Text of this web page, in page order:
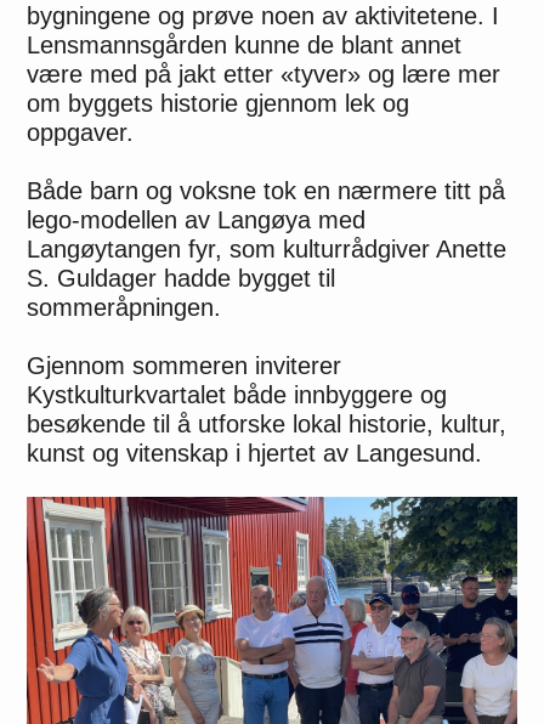
bygningene og prøve noen av aktivitetene. I
Lensmannsgården kunne de blant annet
være med på jakt etter «tyver» og lære mer
om byggets historie gjennom lek og
oppgaver.
Både barn og voksne tok en nærmere titt på
lego-modellen av Langøya med
Langøytangen fyr, som kulturrådgiver Anette
S. Guldager hadde bygget til
sommeråpningen.
Gjennom sommeren inviterer
Kystkulturkvartalet både innbyggere og
besøkende til å utforske lokal historie, kultur,
kunst og vitenskap i hjertet av Langesund.